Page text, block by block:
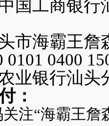
国工商银行
市海霸王詹
0101 0400
业银行汕头
：
注“海霸王詹